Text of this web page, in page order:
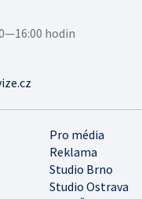
Pro média
Reklama
Studio Brno
Studio Ostrava
hodin